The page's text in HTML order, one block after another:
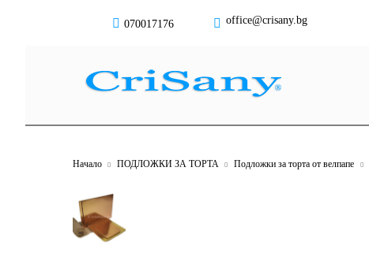
070017176 office@crisany.bg
Начало ПОДЛОЖКИ ЗА ТОРТА Подложки за торта от велпапе